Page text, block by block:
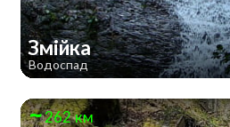
Змійка
Водоспад
262 км